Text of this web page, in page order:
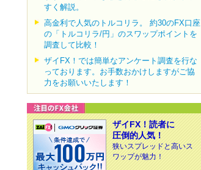
すく解説。
高金利で人気のトルコリラ。 約30のFX口座
の「トルコリラ/円」のスワップポイントを
調査して比較！
ザイFX！では簡単なアンケート調査を行な
っております。お手数おかけしますがご協
力をお願いいたします！
ザイFX！読者に
圧倒的人気！
狭いスプレッドと高いス
ワップが魅力！